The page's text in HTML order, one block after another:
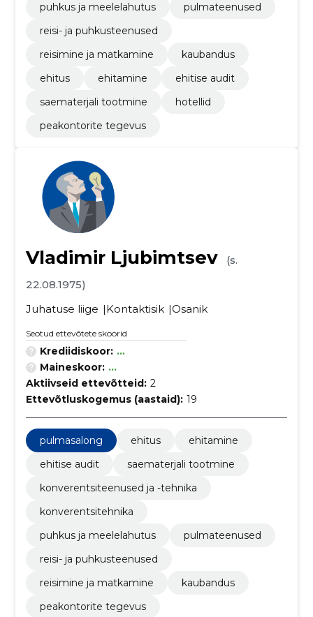
puhkus ja meelelahutus
pulmateenused
reisi- ja puhkusteenused
reisimine ja matkamine
kaubandus
ehitus
ehitamine
ehitise audit
saematerjali tootmine
hotellid
peakontorite tegevus
Vladimir Ljubimtsev
(s.
22.08.1975)
Juhatuse liige
Kontaktisik Osanik
Seotud ettevõtete skoorid
Krediidiskoor: ...
Maineskoor: ...
Aktiivseid ettevõtteid: 2
Ettevõtluskogemus (aastaid): 19
pulmasalong ehitus
ehitamine
ehitise audit
saematerjali tootmine
konverentsiteenused ja -tehnika
konverentsitehnika
puhkus ja meelelahutus
pulmateenused
reisi- ja puhkusteenused
reisimine ja matkamine
kaubandus
peakontorite tegevus